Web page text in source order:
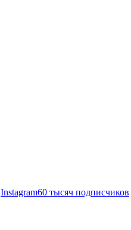
Instagram60 тысяч подписчиков